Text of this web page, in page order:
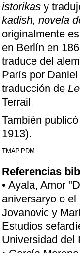
istorikas y
kadish, novela
originalmente
en Berlín en
traduce del
París por
traducción de
Terrail.
También
1913).
TMAP.PDM
Referencias
• Ayala, Amor
aniversaryo o
Jovanovic y
Estudios
Universidad del